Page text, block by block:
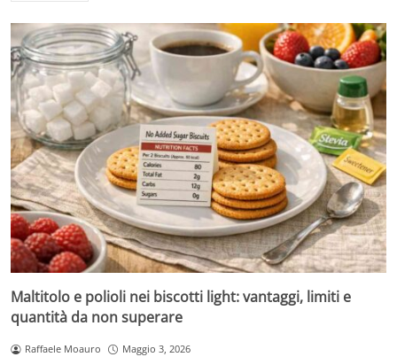
Maltitolo e polioli nei biscotti light: vantaggi, limiti e
quantità da non superare
Raffaele Moauro Maggio 3, 2026